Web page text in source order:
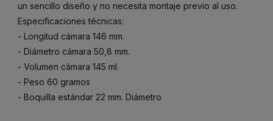
un sencillo diseño y no necesita montaje previo al uso.
Especificaciones técnicas:
- Longitud cámara 146 mm.
- Diámetro cámara 50,8 mm.
- Volumen cámara 145 ml.
- Peso 60 gramos
- Boquilla estándar 22 mm. Diámetro